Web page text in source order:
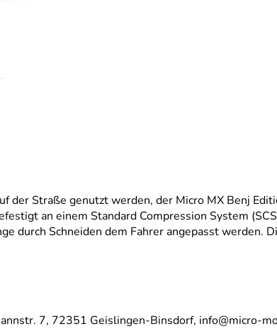
der Straße genutzt werden, der Micro MX Benj
an einem Standard Compression System
durch Schneiden dem Fahrer angepasst
7, 72351 Geislingen-Binsdorf, info@micro-